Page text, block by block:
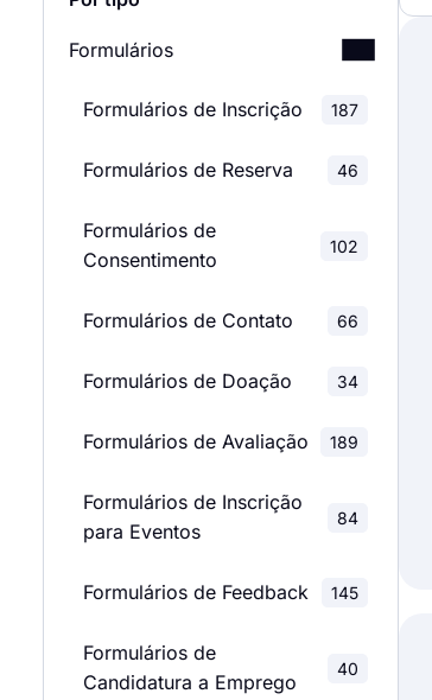
Formulários
Formulários de Inscrição 187
Formulários de Reserva 46
Formulários de
Consentimento
102
Formulários de Contato 66
Formulários de Doação 34
Formulários de Avaliação 189
Formulários de Inscrição
para Eventos
84
Formulários de Feedback 145
Formulários de
Candidatura a Emprego
40